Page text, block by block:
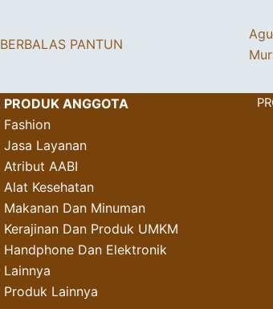
BERBALAS PANTUN
PRODUK ANGGOTA
Fashion
Jasa Layanan
Atribut AABI
Alat Kesehatan
Makanan Dan Minuman
Kerajinan Dan Produk UMKM
Handphone Dan Elektronik
Lainnya
Produk Lainnya